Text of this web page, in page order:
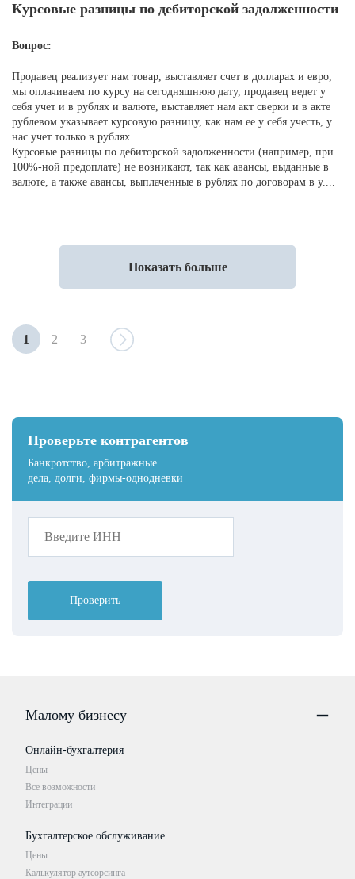
Проверьте контрагентов
Банкротство, арбитражные
дела, долги, фирмы-однодневки
Проверить
Курсовые разницы по дебиторской задолженности
Вопрос:
Продавец реализует нам товар, выставляет счет в долларах и евро,
мы оплачиваем по курсу на сегодняшнюю дату, продавец ведет у
себя учет и в рублях и валюте, выставляет нам акт сверки и в акте
рублевом указывает курсовую разницу, как нам ее у себя учесть, у
нас учет только в рублях
Курсовые разницы по дебиторской задолженности (например, при
100%-ной предоплате) не возникают, так как авансы, выданные в
валюте, а также авансы, выплаченные в рублях по договорам в у....
Показать больше
1 2 3
Малому бизнесу
Онлайн-бухгалтерия
Цены
Все возможности
Интеграции
Бухгалтерское обслуживание
Цены
Калькулятор аутсорсинга